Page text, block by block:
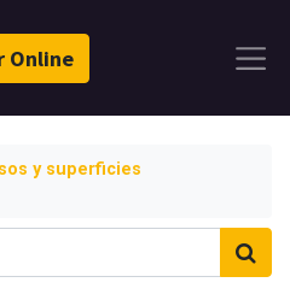
Online
y superficies